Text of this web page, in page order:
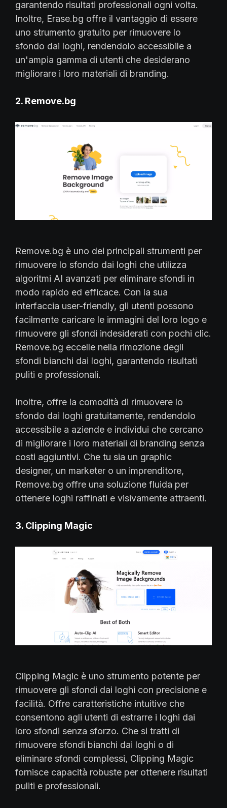
garantendo risultati professionali ogni volta.
Inoltre, Erase.bg offre il vantaggio di essere
uno strumento gratuito per rimuovere lo
sfondo dai loghi, rendendolo accessibile a
un'ampia gamma di utenti che desiderano
migliorare i loro materiali di branding.
2. Remove.bg
Remove.bg è uno dei principali strumenti per
rimuovere lo sfondo dai loghi che utilizza
algoritmi AI avanzati per eliminare sfondi in
modo rapido ed efficace. Con la sua
interfaccia user-friendly, gli utenti possono
facilmente caricare le immagini del loro logo e
rimuovere gli sfondi indesiderati con pochi clic.
Remove.bg eccelle nella rimozione degli
sfondi bianchi dai loghi, garantendo risultati
puliti e professionali.
Inoltre, offre la comodità di rimuovere lo
sfondo dai loghi gratuitamente, rendendolo
accessibile a aziende e individui che cercano
di migliorare i loro materiali di branding senza
costi aggiuntivi. Che tu sia un graphic
designer, un marketer o un imprenditore,
Remove.bg offre una soluzione fluida per
ottenere loghi raffinati e visivamente attraenti.
3. Clipping Magic
Clipping Magic è uno strumento potente per
rimuovere gli sfondi dai loghi con precisione e
facilità. Offre caratteristiche intuitive che
consentono agli utenti di estrarre i loghi dai
loro sfondi senza sforzo. Che si tratti di
rimuovere sfondi bianchi dai loghi o di
eliminare sfondi complessi, Clipping Magic
fornisce capacità robuste per ottenere risultati
puliti e professionali.